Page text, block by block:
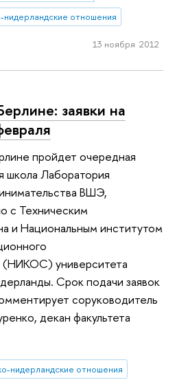
нидерландские отношения
13 ноября 2012
заявки на
пройдет очередная
школа Лаборатория
ВШЭ,
с Техническим
и Национальным институтом
(НИКОС) университета
Срок подачи заявок
соруководитель
декан факультета
нидерландские отношения